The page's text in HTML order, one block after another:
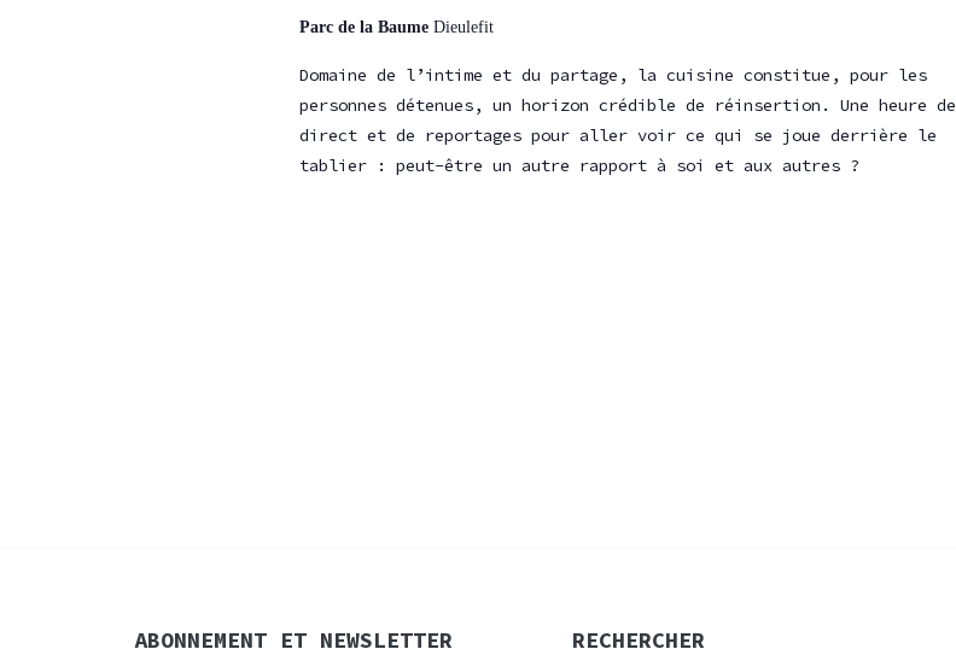
Parc de la Baume Dieulefit
Domaine de l’intime et du partage, la cuisine constitue, pour les
personnes détenues, un horizon crédible de réinsertion. Une heure de
direct et de reportages pour aller voir ce qui se joue derrière le
tablier : peut-être un autre rapport à soi et aux autres ?
ABONNEMENT ET NEWSLETTER RECHERCHER